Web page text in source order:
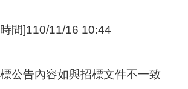
間]110/11/16 10:44
公告內容如與招標文件不一致